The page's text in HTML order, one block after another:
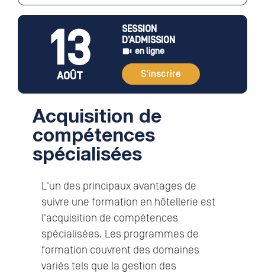
13
AOÛT
SESSION
D’ADMISSION
en ligne
S'inscrire
Acquisition de
compétences
spécialisées
L'un des principaux avantages de
suivre une formation en hôtellerie est
l'acquisition de compétences
spécialisées. Les programmes de
formation couvrent des domaines
variés tels que la gestion des